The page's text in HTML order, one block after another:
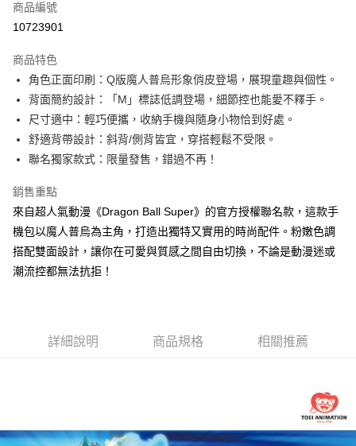
信用卡分期付款
合作金庫商業銀行
華南商業銀行
彰化商業銀行
上海商業儲蓄銀行
台北富邦商業銀行
國泰世華商業銀行
兆豐國際商業銀行
臺灣中小企業銀行
台中商業銀行
匯豐（台灣）商業銀行
聯邦商業銀行
遠東國際商業銀行
元大商業銀行
台新國際商業銀行
中國信託商業銀行
台灣樂天信用卡公司
6 期 0 利率 每期
華南商業銀行
彰化商業銀行
上海商業儲蓄銀行
台北富邦商業銀行
國泰世華商業銀行
兆豐國際商業銀行
臺灣中小企業銀行
台中商業銀行
聯邦商業銀行
元大商業銀行
永豐商業銀行
玉山商業銀行
星展（台灣）商業銀行
台灣樂天信用卡公司
超商取貨付款
LINE Pay
Apple Pay
街口支付
悠遊付
大哥付你分期
2.付款方式選擇「大哥付你分期」，訂單成立後會自動跳轉到大哥付的交易
4.訂單成立30分鐘內，如未前往確認交易或遇審核未通過，訂單將自動取
消。如遇「轉專審核」未通過狀況，表示未達大哥付你分期系統評分，恕無
【繳款方式說明】
相關說明
３．安心：先確認商品／服務後，再付款。
全家取貨付款
商品編號
10723901
商品特色
角色正面印刷：Q版魔人普烏形象俏皮登場，展現童趣與個性。
背面簡約設計：「M」標誌低調登場，細節控也能愛不釋手。
尺寸適中：輕巧便攜，收納手機與隨身小物恰到好處。
舒適背帶設計：斜背/側背皆宜，穿搭輕鬆不受限。
聯名獨家款式：限量發售，錯過不再！
銷售重點
來自超人氣動漫《Dragon Ball Super》的官方授權聯名款，這款手
機包以魔人普烏為主角，打造出獨特又實用的時尚配件。粉嫩色調
搭配雙面設計，讓你在可愛與質感之間自由切換，不論是動漫迷或
潮流控都無法抗拒！
詳細說明 商品規格 相關推薦